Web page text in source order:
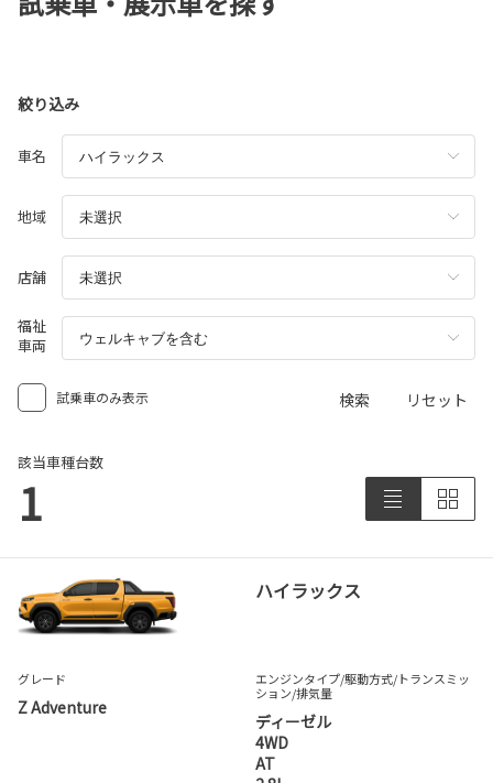
絞り込み
車名
地域
店舗
福祉
車両
試乗車のみ表示 検索 リセット
該当車種台数
1
ハイラックス
グレード
Z Adventure
エンジンタイプ/駆動方式/トランスミッ
ション/排気量
ディーゼル
4WD
AT